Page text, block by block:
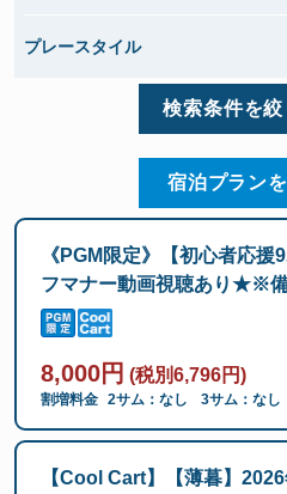
プレースタイル
検索条件を
宿泊プラン
《PGM限定》【初心者応
フマナー動画視聴あり★※
8,000円 (税別6,796円)
割増料金 2サム：なし 3サム：なし
【Cool Cart】【薄暮】